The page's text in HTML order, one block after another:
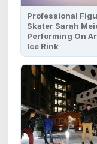
Professional
Skater Sarah
Performing On
Ice Rink